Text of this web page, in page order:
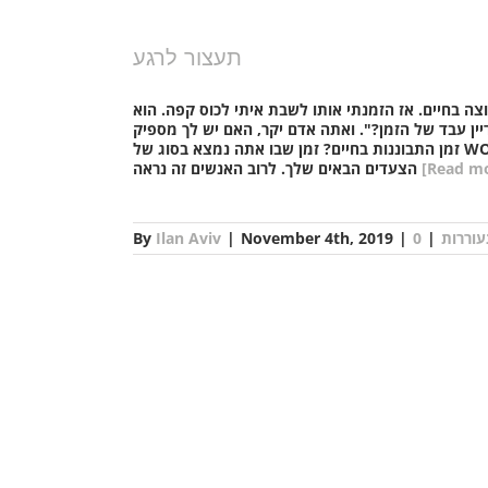
תעצור לרגע
בחיים. אז הזמנתי אותו לשבת איתי לכוס קפה. הוא
עבד של הזמן?". ואתה אדם יקר, האם יש לך מספיק
זמן התבוננות בחיים? זמן שבו אתה נמצא בסוג של WONDERING, זמן תהייה,זמן הקשבה, מדיטציה. רגע בו אתה חושב ויוצר את
[Read
By Ilan Aviv | November 4th, 2019 | |